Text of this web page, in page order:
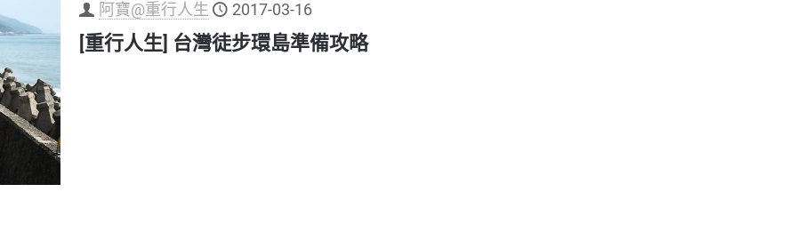
阿寶@重行人生 2017-03-16
[重行人生] 台灣徒步環島準備攻略